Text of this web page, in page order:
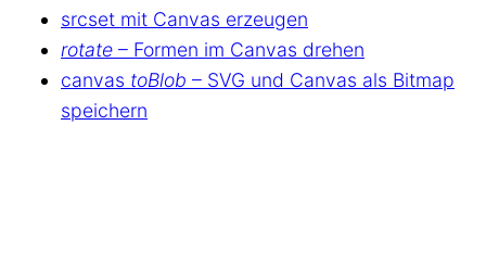
srcset mit Canvas erzeugen
rotate – Formen im Canvas drehen
canvas toBlob – SVG und Canvas als Bitmap
speichern